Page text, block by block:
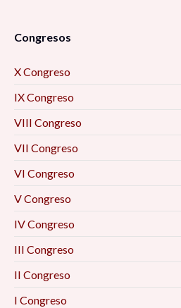
Congresos
X Congreso
IX Congreso
VIII Congreso
VII Congreso
VI Congreso
V Congreso
IV Congreso
III Congreso
II Congreso
I Congreso